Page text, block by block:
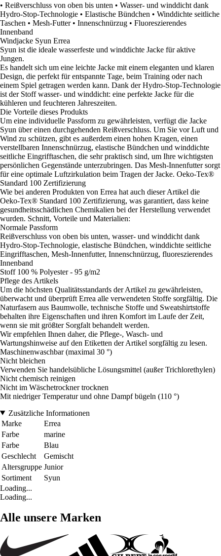
• Reißverschluss von oben bis unten • Wasser- und winddicht dank
Hydro-Stop-Technologie • Elastische Bündchen • Winddichte seitliche
Taschen • Mesh-Futter • Innenschnürzug • Fluoreszierendes
Innenband
Windjacke Syun Errea
Syun ist die ideale wasserfeste und winddichte Jacke für aktive
Jungen.
Es handelt sich um eine leichte Jacke mit einem eleganten und klaren
Design, die perfekt für entspannte Tage, beim Training oder nach
einem Spiel getragen werden kann. Dank der Hydro-Stop-Technologie
ist der Stoff wasser- und winddicht: eine perfekte Jacke für die
kühleren und feuchteren Jahreszeiten.
Die Vorteile dieses Produkts
Um eine individuelle Passform zu gewährleisten, verfügt die Jacke
Syun über einen durchgehenden Reißverschluss. Um Sie vor Luft und
Wind zu schützen, gibt es außerdem einen hohen Kragen, einen
verstellbaren Innenschnürzug, elastische Bündchen und winddichte
seitliche Eingrifftaschen, die sehr praktisch sind, um Ihre wichtigsten
persönlichen Gegenstände unterzubringen. Das Mesh-Innenfutter sorgt
für eine optimale Luftzirkulation beim Tragen der Jacke. Oeko-Tex®
Standard 100 Zertifizierung
Wie bei anderen Produkten von Errea hat auch dieser Artikel die
Oeko-Tex® Standard 100 Zertifizierung, was garantiert, dass keine
gesundheitsschädlichen Chemikalien bei der Herstellung verwendet
wurden. Schnitt, Vorteile und Materialien:
Normale Passform
Reißverschluss von oben bis unten, wasser- und winddicht dank
Hydro-Stop-Technologie, elastische Bündchen, winddichte seitliche
Eingrifftaschen, Mesh-Innenfutter, Innenschnürzug, fluoreszierendes
Innenband
Stoff 100 % Polyester - 95 g/m2
Pflege des Artikels
Um die höchsten Qualitätsstandards der Artikel zu gewährleisten,
überwacht und überprüft Errea alle verwendeten Stoffe sorgfältig. Die
Naturfasern aus Baumwolle, technische Stoffe und Sweatshirtstoffe
behalten ihre Eigenschaften und ihren Komfort im Laufe der Zeit,
wenn sie mit größter Sorgfalt behandelt werden.
Wir empfehlen Ihnen daher, die Pflege-, Wasch- und
Wartungshinweise auf den Etiketten der Artikel sorgfältig zu lesen.
Maschinenwaschbar (maximal 30 °)
Nicht bleichen
Verwenden Sie handelsübliche Lösungsmittel (außer Trichlorethylen)
Nicht chemisch reinigen
Nicht im Wäschetrockner trocknen
Mit niedriger Temperatur und ohne Dampf bügeln (110 °)
Zusätzliche Informationen
Marke
Errea
Farbe
marine
Farbe
Blau
Geschlecht
Gemischt
Altersgruppe Junior
Sortiment
Syun
Loading...
Loading...
Alle unsere Marken